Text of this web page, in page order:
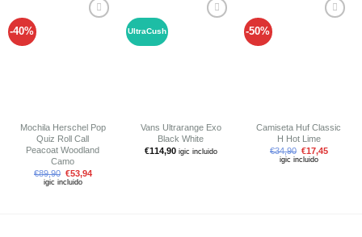
-40%
Mochila Herschel Pop
Quiz Roll Call
Peacoat Woodland
Camo
€89,90 €53,94
igic incluido
UltraCush
Vans Ultrarange Exo
Black White
€114,90 igic incluido
-50%
Camiseta Huf Classic
H Hot Lime
€34,90 €17,45
igic incluido